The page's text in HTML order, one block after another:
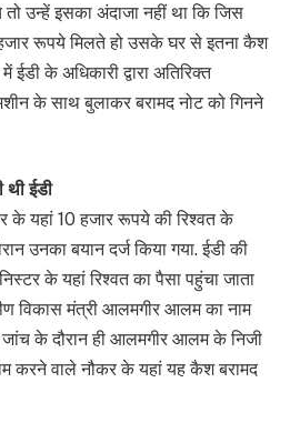
उन्हें इसका अंदाजा नहीं था कि जिस
रूपये मिलते हो उसके घर से इतना कैश
ईडी के अधिकारी द्वारा अतिरिक्त
के साथ बुलाकर बरामद नोट को गिनने
ईडी
के यहां 10 हजार रूपये की रिश्वत के
उनका बयान दर्ज किया गया. ईडी की
के यहां रिश्वत का पैसा पहुंचा जाता
विकास मंत्री आलमगीर आलम का नाम
के दौरान ही आलमगीर आलम के निजी
करने वाले नौकर के यहां यह कैश बरामद